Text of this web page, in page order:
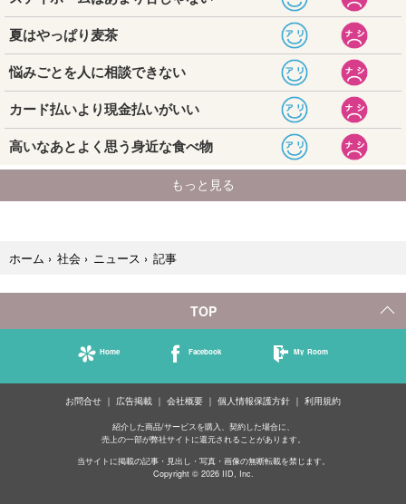
ホーム › 社会 › ニュース › 記事
TOP
Home Facebook My Room
お問合せ 広告掲載 会社概要 個人情報保護方針 利用規約
紹介した商品/サービスを購入、契約した場合に、
売上の一部が弊社サイトに還元されることがあります。
当サイトに掲載の記事・見出し・写真・画像の無断転載を禁じます。
Copyright © 2026 IID, Inc.